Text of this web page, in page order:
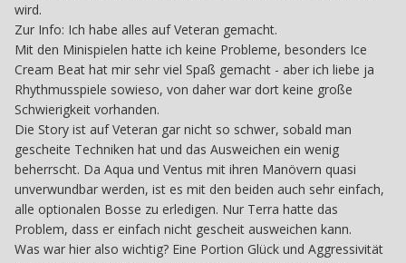
wird.
Zur Info: Ich habe alles auf Veteran gemacht.
Mit den Minispielen hatte ich keine Probleme, besonders Ice
Cream Beat hat mir sehr viel Spaß gemacht - aber ich liebe ja
Rhythmusspiele sowieso, von daher war dort keine große
Schwierigkeit vorhanden.
Die Story ist auf Veteran gar nicht so schwer, sobald man
gescheite Techniken hat und das Ausweichen ein wenig
beherrscht. Da Aqua und Ventus mit ihren Manövern quasi
unverwundbar werden, ist es mit den beiden auch sehr einfach,
alle optionalen Bosse zu erledigen. Nur Terra hatte das
Problem, dass er einfach nicht gescheit ausweichen kann.
Was war hier also wichtig? Eine Portion Glück und Aggressivität